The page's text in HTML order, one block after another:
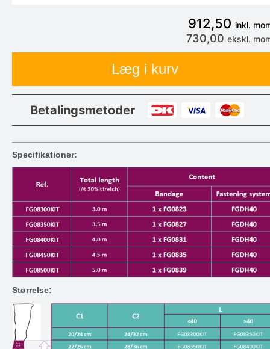
912,50 inkl.
730,00 ekskl.
Læg i kurv
Betalingsmetoder
Specifikationer:
Størrelse: